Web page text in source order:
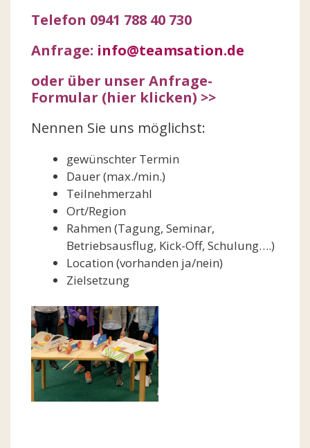
Telefon 0941 788 40 730
Anfrage: info@teamsation.de
oder über unser Anfrage-
Formular (hier klicken) >>
Nennen Sie uns möglichst:
gewünschter Termin
Dauer (max./min.)
Teilnehmerzahl
Ort/Region
Rahmen (Tagung, Seminar,
Betriebsausflug, Kick-Off, Schulung….)
Location (vorhanden ja/nein)
Zielsetzung